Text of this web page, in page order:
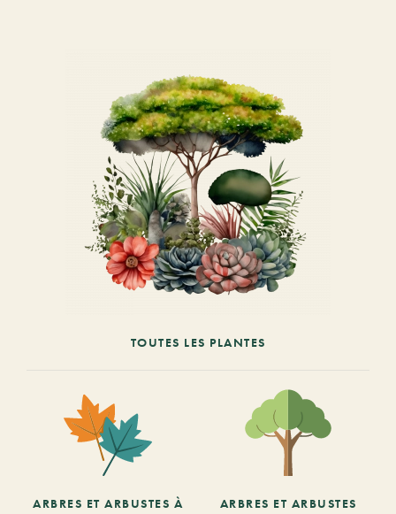
TOUTES LES PLANTES
ARBRES ET ARBUSTES À
ARBRES ET ARBUSTES